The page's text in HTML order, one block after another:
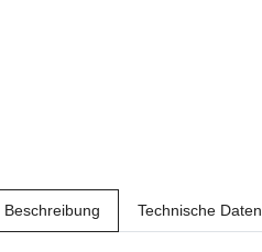
Beschreibung Technische Daten